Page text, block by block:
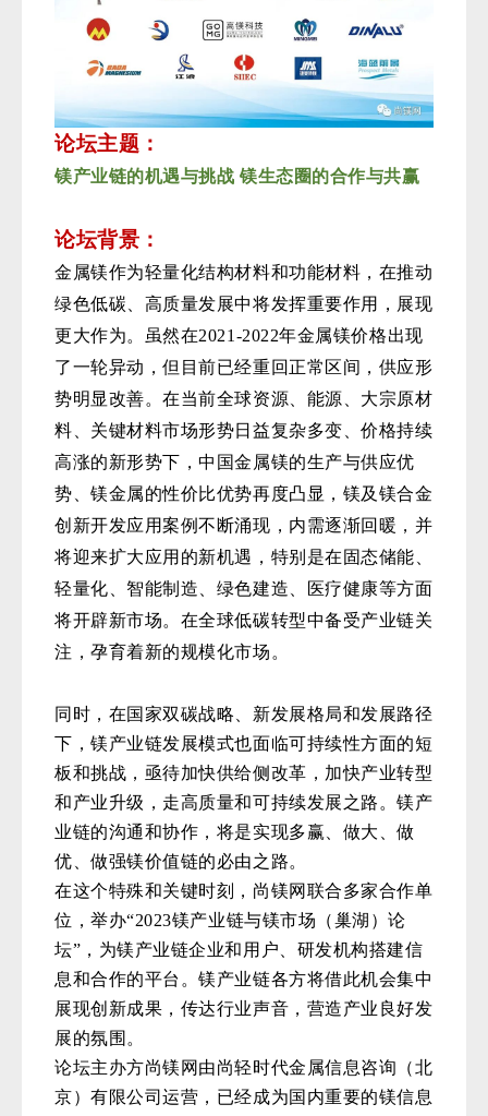
论坛主题：
镁产业链的机遇与挑战 镁生态圈的合作与共赢
论坛背景：
金属镁作为轻量化结构材料和功能材料，在推动
绿色低碳、高质量发展中将发挥重要作用，展现
更大作为。虽然在2021-2022年金属镁价格出现
了一轮异动，但目前已经重回正常区间，供应形
势明显改善。在当前全球资源、能源、大宗原材
料、关键材料市场形势日益复杂多变、价格持续
高涨的新形势下，中国金属镁的生产与供应优
势、镁金属的性价比优势再度凸显，镁及镁合金
创新开发应用案例不断涌现，内需逐渐回暖，并
将迎来扩大应用的新机遇，特别是在固态储能、
轻量化、智能制造、绿色建造、医疗健康等方面
将开辟新市场。在全球低碳转型中备受产业链关
注，孕育着新的规模化市场。
同时，在国家双碳战略、新发展格局和发展路径
下，镁产业链发展模式也面临可持续性方面的短
板和挑战，亟待加快供给侧改革，加快产业转型
和产业升级，走高质量和可持续发展之路。镁产
业链的沟通和协作，将是实现多赢、做大、做
优、做强镁价值链的必由之路。
在这个特殊和关键时刻，尚镁网联合多家合作单
位，举办“2023镁产业链与镁市场（巢湖）论
坛”，为镁产业链企业和用户、研发机构搭建信
息和合作的平台。镁产业链各方将借此机会集中
展现创新成果，传达行业声音，营造产业良好发
展的氛围。
论坛主办方尚镁网由尚轻时代金属信息咨询（北
京）有限公司运营，已经成为国内重要的镁信息